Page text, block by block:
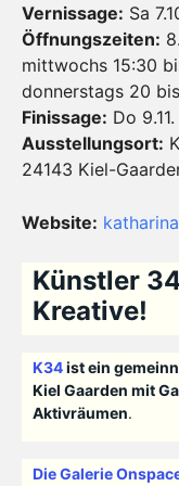
Vernissage: Sa
Öffnungszeiten:
mittwochs 15:30
donnerstags 20
Finissage: Do
Ausstellungsort:
24143 Kiel-
Website:
Künstler
Kreative!
K34ist ein
Kiel Gaarden mit
Aktivräumen.
Die Galerie